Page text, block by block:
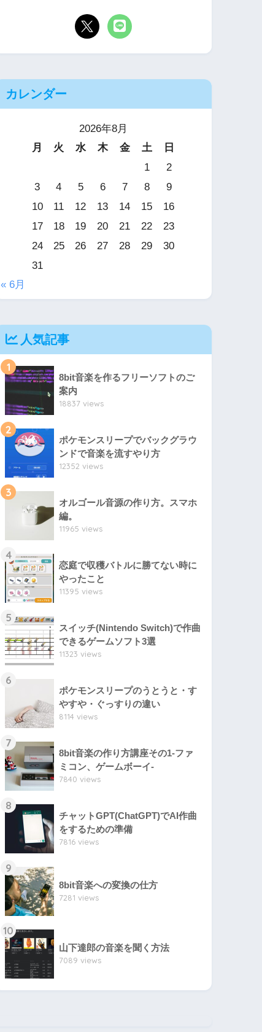
カレンダー
2026年8月
月
火 水 木 金 土
日
1
2
3
4 5 6 7 8
9
10
11 12 13 14 15
16
17
18 19 20 21 22
23
24
25 26 27 28 29
30
31
« 6月
人気記事
1
8bit音楽を作るフリーソフトのご
案内
18837 views
2
ポケモンスリープでバックグラウ
ンドで音楽を流すやり方
12352 views
3
オルゴール音源の作り方。スマホ
編。
11965 views
4
恋庭で収穫バトルに勝てない時に
やったこと
11395 views
5
スイッチ(Nintendo Switch)で作曲
できるゲームソフト3選
11323 views
6
ポケモンスリープのうとうと・す
やすや・ぐっすりの違い
8114 views
7
8bit音楽の作り方講座その1-ファ
ミコン、ゲームボーイ-
7840 views
8
チャットGPT(ChatGPT)でAI作曲
をするための準備
7816 views
9
8bit音楽への変換の仕方
7281 views
10
山下達郎の音楽を聞く方法
7089 views